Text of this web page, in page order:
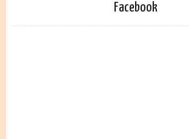
Facebook